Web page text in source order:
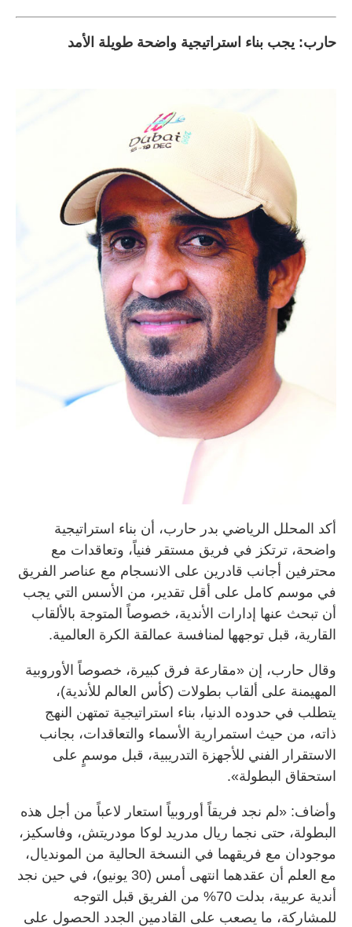
حارب: يجب بناء استراتيجية واضحة طويلة الأمد
أكد المحلل الرياضي بدر حارب، أن بناء استراتيجية
واضحة، ترتكز في فريق مستقر فنياً، وتعاقدات مع
محترفين أجانب قادرين على الانسجام مع عناصر الفريق
في موسم كامل على أقل تقدير، من الأسس التي يجب
أن تبحث عنها إدارات الأندية، خصوصاً المتوجة بالألقاب
القارية، قبل توجهها لمنافسة عمالقة الكرة العالمية.
وقال حارب، إن «مقارعة فرق كبيرة، خصوصاً الأوروبية
المهيمنة على ألقاب بطولات (كأس العالم للأندية)،
يتطلب في حدوده الدنيا، بناء استراتيجية تمتهن النهج
ذاته، من حيث استمرارية الأسماء والتعاقدات، بجانب
الاستقرار الفني للأجهزة التدريبية، قبل موسمٍ على
استحقاق البطولة».
وأضاف: «لم نجد فريقاً أوروبياً استعار لاعباً من أجل هذه
البطولة، حتى نجما ريال مدريد لوكا مودريتش، وفاسكيز،
موجودان مع فريقهما في النسخة الحالية من المونديال،
مع العلم أن عقدهما انتهى أمس (30 يونيو)، في حين نجد
أندية عربية، بدلت 70% من الفريق قبل التوجه
للمشاركة، ما يصعب على القادمين الجدد الحصول على